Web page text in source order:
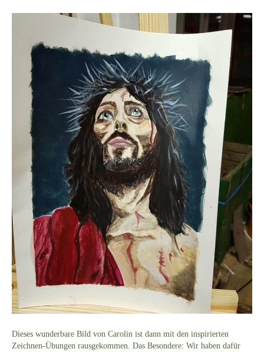
Dieses wunderbare Bild von Carolin ist dann mit den inspirierten
Zeichnen-Übungen rausgekommen. Das Besondere: Wir haben dafür